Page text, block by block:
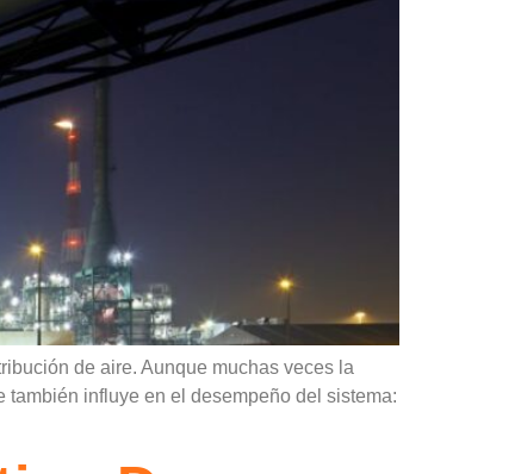
de aire. Aunque muchas veces la
influye en el desempeño del sistema: